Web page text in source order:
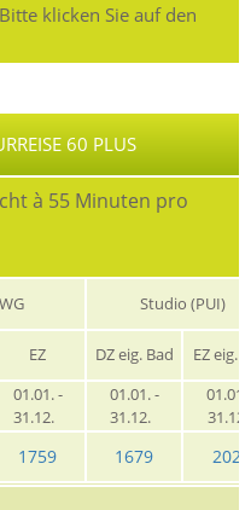
Bitte klicken Sie auf den
60 PLUS
à 55 Minuten pro
Studio (PUI)
EZ DZ eig. Bad
EZ eig.
01.01. -
31.12.
01.01. -
31.12.
01.01.
1759 1679 2029